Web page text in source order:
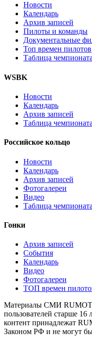
Новости
Календарь
Архив записей
Пилоты и команды
Документальные
Топ времен пилотов
Таблица
WSBK
Новости
Календарь
Архив записей
Таблица чемпионата
Российское кольцо
Новости
Календарь
Архив записей
Фотогалереи
Видео
Таблица чемпионата
Гонки
Архив записей
События
Календарь
Видео
Фотогалереи
ТОП времен
Материалы СМИ
пользователей старше
контент принадлежат
Законом РФ и не могут